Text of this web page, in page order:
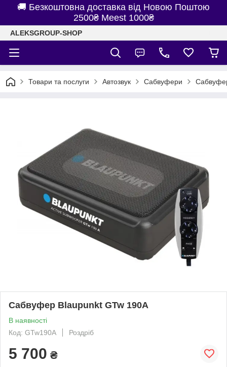
🚚 Безкоштовна доставка від Новою Поштою
2500₴ Meest 1000₴
ALEKSGROUP-SHOP
Товари та послуги Автозвук Сабвуфери
Сабвуфер Blaupunkt GTw 190A
В наявності
Код: GTw190A
Роздріб
5 700 ₴